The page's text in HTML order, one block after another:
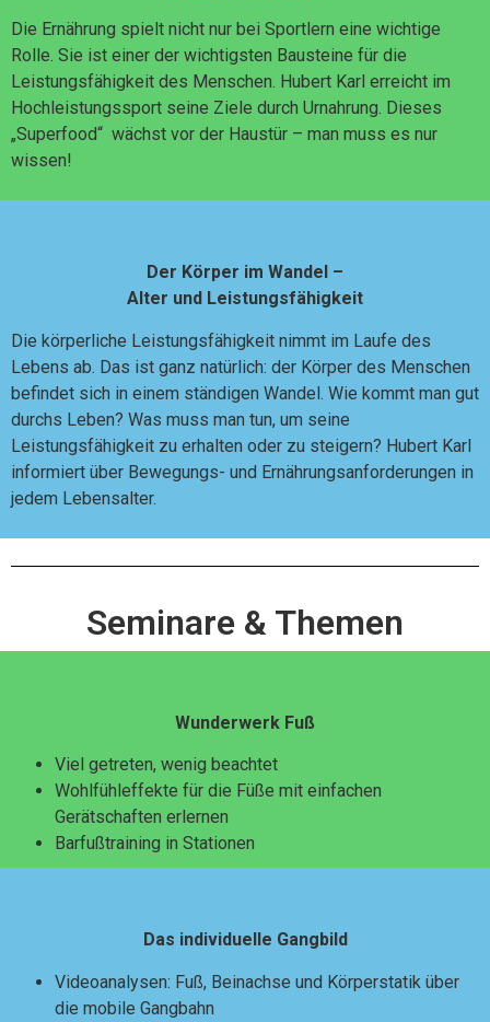
Die Ernährung spielt nicht nur bei Sportlern eine wichtige
Rolle. Sie ist einer der wichtigsten Bausteine für die
Leistungsfähigkeit des Menschen. Hubert Karl erreicht im
Hochleistungssport seine Ziele durch Urnahrung. Dieses
„Superfood“ wächst vor der Haustür – man muss es nur
wissen!
Der Körper im Wandel –
Alter und Leistungsfähigkeit
Die körperliche Leistungsfähigkeit nimmt im Laufe des
Lebens ab. Das ist ganz natürlich: der Körper des Menschen
befindet sich in einem ständigen Wandel. Wie kommt man gut
durchs Leben? Was muss man tun, um seine
Leistungsfähigkeit zu erhalten oder zu steigern? Hubert Karl
informiert über Bewegungs- und Ernährungsanforderungen in
jedem Lebensalter.
Seminare & Themen
Wunderwerk Fuß
Viel getreten, wenig beachtet
Wohlfühleffekte für die Füße mit einfachen
Gerätschaften erlernen
Barfußtraining in Stationen
Das individuelle Gangbild
Videoanalysen: Fuß, Beinachse und Körperstatik über
die mobile Gangbahn